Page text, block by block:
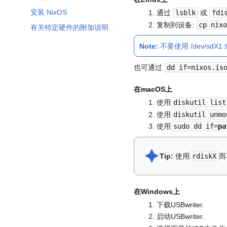
安装 NixOS
有关特定硬件的附加说明
通过
lsblk 或
复制到设备:
cp
Note: 不要使用 /dev/sdX1
也可通过 dd if=nixos.iso
在macOS上
使用 diskutil list
使用 diskutil
使用 sudo dd if=
🟆︎Tip: 使用 rdiskX
在Windows上
下载USBwriter.
启动USBwriter.